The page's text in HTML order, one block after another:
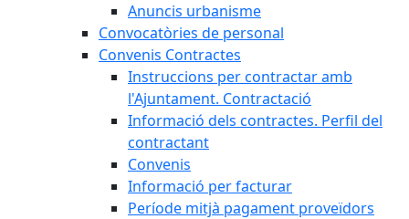
Anuncis urbanisme
Convocatòries de personal
Convenis Contractes
Instruccions per contractar amb
l'Ajuntament. Contractació
Informació dels contractes. Perfil del
contractant
Convenis
Informació per facturar
Període mitjà pagament proveïdors